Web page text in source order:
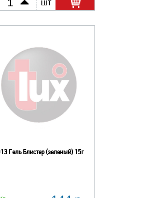
шт
Гель Блистер (зеленый) 15г